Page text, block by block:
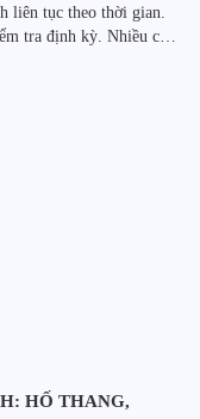
liên tục theo thời gian.
tra định kỳ. Nhiều chủ
HỐ THANG,